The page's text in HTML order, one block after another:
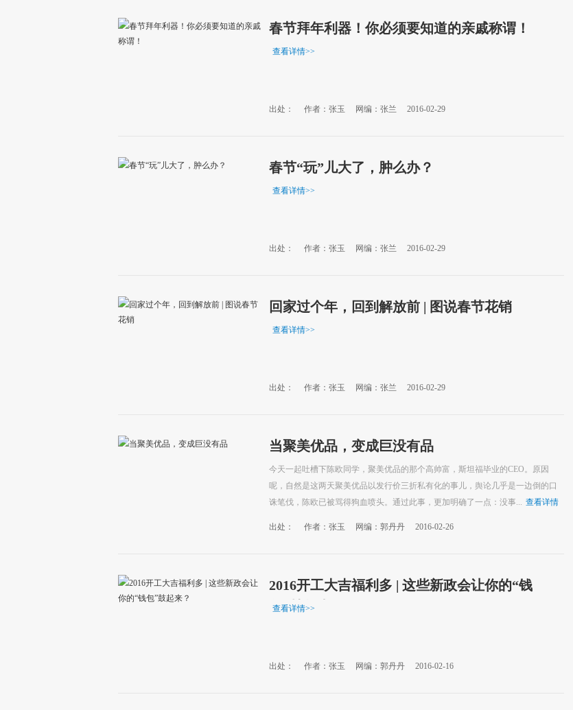
春节拜年利器！你必须要知道的亲戚称谓！
查看详情>>
出处： 作者：张玉 网编：张兰 2016-02-29
春节“玩”儿大了，肿么办？
查看详情>>
出处： 作者：张玉 网编：张兰 2016-02-29
回家过个年，回到解放前 | 图说春节花销
查看详情>>
出处： 作者：张玉 网编：张兰 2016-02-29
当聚美优品，变成巨没有品
今天一起吐槽下陈欧同学，聚美优品的那个高帅富，斯坦福毕业的CEO。原因
呢，自然是这两天聚美优品以发行价三折私有化的事儿，舆论几乎是一边倒的口
诛笔伐，陈欧已被骂得狗血喷头。通过此事，更加明确了一点：没事...
查看详情
出处： 作者：张玉 网编：郭丹丹 2016-02-26
2016开工大吉福利多 | 这些新政会让你的“钱
包”鼓起来？
查看详情>>
出处： 作者：张玉 网编：郭丹丹 2016-02-16